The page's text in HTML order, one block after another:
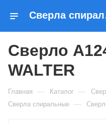
Сверло
WALTER
Главная — Каталог —
Сверла спиральные —